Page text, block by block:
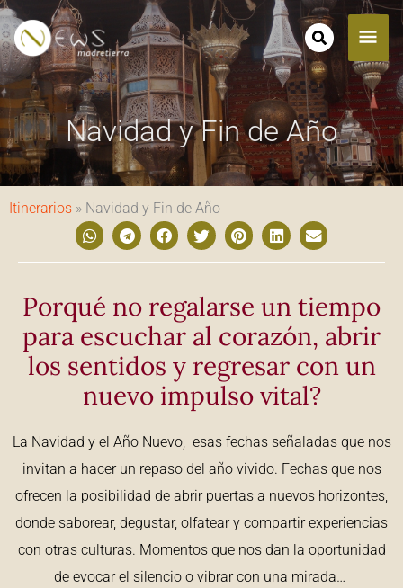
Ir
al
contenido
Navidad y Fin de Año
Itinerarios » Navidad y Fin de Año
Porqué no regalarse un tiempo
para escuchar al corazón, abrir
los sentidos y regresar con un
nuevo impulso vital?
La Navidad y el Año Nuevo, esas fechas señaladas que nos
invitan a hacer un repaso del año vivido. Fechas que nos
ofrecen la posibilidad de abrir puertas a nuevos horizontes,
donde saborear, degustar, olfatear y compartir experiencias
con otras culturas. Momentos que nos dan la oportunidad
de evocar el silencio o vibrar con una mirada…